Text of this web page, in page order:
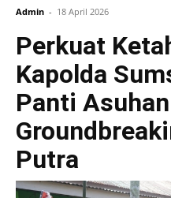
Admin - 18 April 2026
Perkuat
Kapolda
Panti
Putra